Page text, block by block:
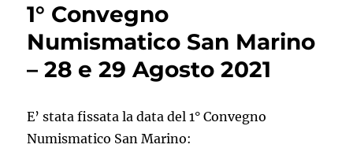
convegno
numismatico
a
San
Marino
1° Convegno
Numismatico San Marino
– 28 e 29 Agosto 2021
E’ stata fissata la data del 1° Convegno
Numismatico San Marino: